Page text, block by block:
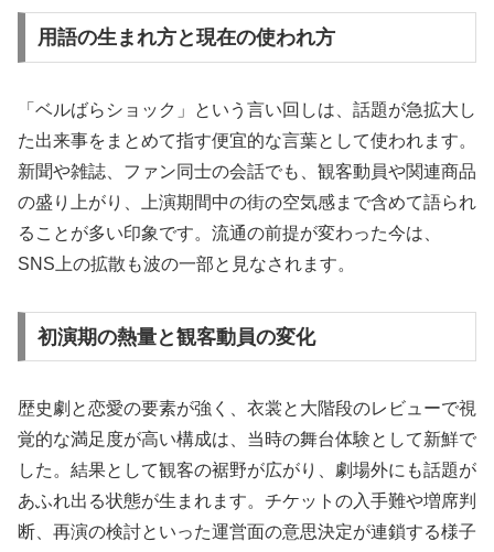
用語の生まれ方と現在の使われ方
「ベルばらショック」という言い回しは、話題が急拡大し
た出来事をまとめて指す便宜的な言葉として使われます。
新聞や雑誌、ファン同士の会話でも、観客動員や関連商品
の盛り上がり、上演期間中の街の空気感まで含めて語られ
ることが多い印象です。流通の前提が変わった今は、
SNS上の拡散も波の一部と見なされます。
初演期の熱量と観客動員の変化
歴史劇と恋愛の要素が強く、衣裳と大階段のレビューで視
覚的な満足度が高い構成は、当時の舞台体験として新鮮で
した。結果として観客の裾野が広がり、劇場外にも話題が
あふれ出る状態が生まれます。チケットの入手難や増席判
断、再演の検討といった運営面の意思決定が連鎖する様子